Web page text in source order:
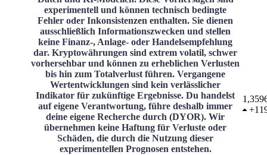
experimentell und können technisch bedingte
Fehler oder Inkonsistenzen enthalten. Sie dienen
ausschließlich Informationszwecken und stellen
keine Finanz-, Anlage- oder Handelsempfehlung
dar. Kryptowährungen sind extrem volatil, schwer
vorhersehbar und können zu erheblichen Verlusten
bis hin zum Totalverlust führen. Vergangene
Wertentwicklungen sind kein verlässlicher
Indikator für zukünftige Ergebnisse. Du handelst
auf eigene Verantwortung, führe deshalb immer
deine eigene Recherche durch (DYOR). Wir
übernehmen keine Haftung für Verluste oder
Schäden, die durch die Nutzung dieser
experimentellen Prognosen entstehen.
+